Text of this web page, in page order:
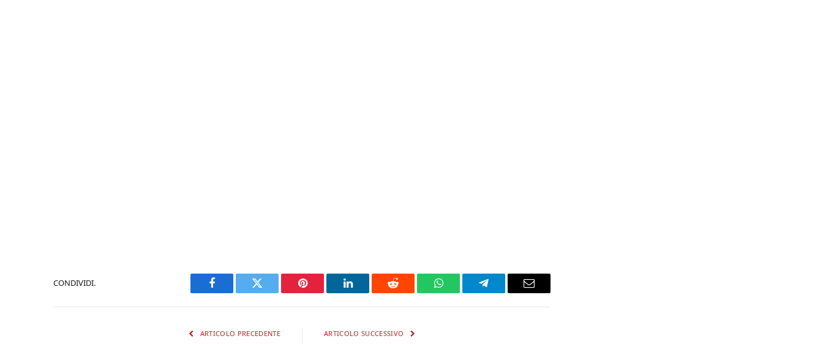
CONDIVIDI.
Facebook Twitter Pinterest LinkedIn Reddit WhatsAppTelegram Email
ARTICOLO PRECEDENTE ARTICOLO SUCCESSIVO